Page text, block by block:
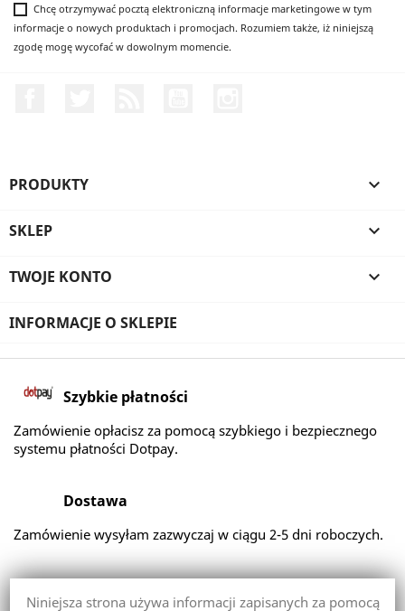
Chcę otrzymywać pocztą elektroniczną informacje marketingowe w tym
informacje o nowych produktach i promocjach. Rozumiem także, iż niniejszą
zgodę mogę wycofać w dowolnym momencie.
PRODUKTY 
SKLEP 
TWOJE KONTO 
INFORMACJE O SKLEPIE
Szybkie płatności
Zamówienie opłacisz za pomocą szybkiego i bezpiecznego
systemu płatności Dotpay.
Dostawa
Zamówienie wysyłam zazwyczaj w ciągu 2-5 dni roboczych.
Niniejsza strona używa informacji zapisanych za pomocą